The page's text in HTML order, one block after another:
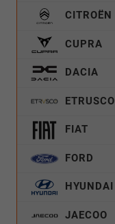
CITROËN
CUPRA
DACIA
ETRUSCO
FIAT
FORD
HYUNDAI
JAECOO